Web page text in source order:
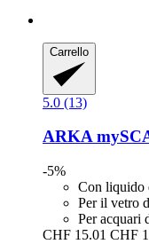
Carrello
5.0 (13)
ARKA
-5%
Con liquido
Per il vetro
Per acquari
CHF 15.01 CHF